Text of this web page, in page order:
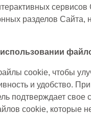
сервисов
разделов Сайта,
cookie, чтобы
и удобство.
подтверждает свое
cookie, которые